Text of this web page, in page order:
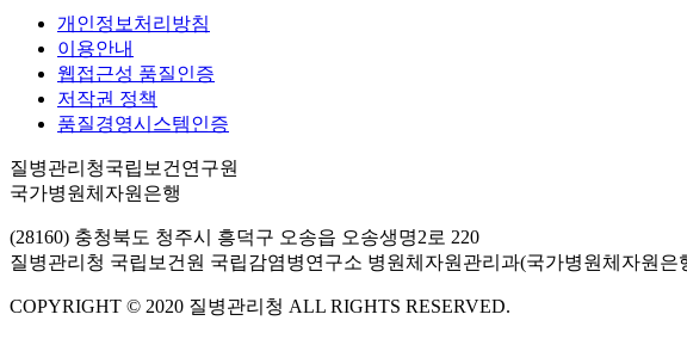
개인정보처리방침
이용안내
웹접근성 품질인증
저작권 정책
품질경영시스템인증
질병관리청국립보건연구원
국가병원체자원은행
(28160) 충청북도 청주시 흥덕구 오송읍 오송생명2로 220
질병관리청 국립보건원 국립감염병연구소 병원체자원관리과(국가병원체자원은
COPYRIGHT © 2020 질병관리청 ALL RIGHTS RESERVED.